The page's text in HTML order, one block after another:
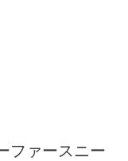
ファースニー